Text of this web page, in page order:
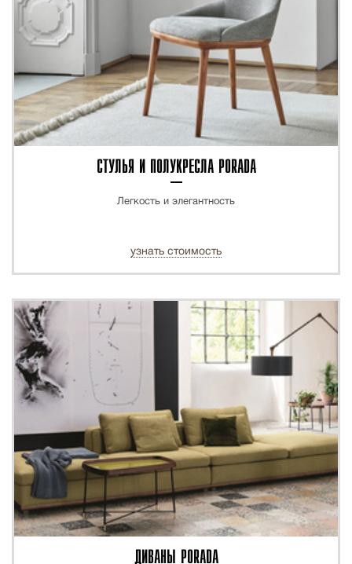
СТУЛЬЯ И ПОЛУКРЕСЛА PORADA
Легкость и элегантность
узнать стоимость
ДИВАНЫ PORADA